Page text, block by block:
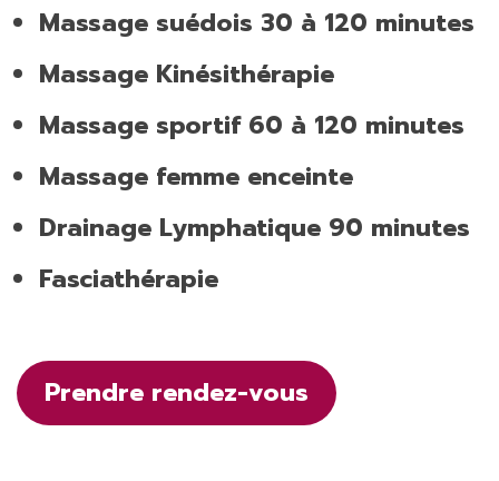
Massage suédois 30 à 120 minutes
Massage Kinésithérapie
Massage sportif 60 à 120 minutes
Massage femme enceinte
Drainage Lymphatique 90 minutes
Fasciathérapie
Prendre rendez-vous